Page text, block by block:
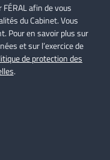
afin de vous
du Cabinet. Vous
Pour en savoir plus sur
et sur l’exercice de
de protection des
.